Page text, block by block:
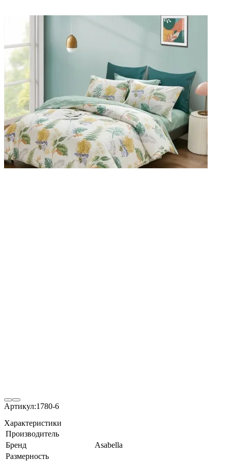
Артикул:1780-6
Характеристики
Производитель
Бренд
Asabella
Размерность